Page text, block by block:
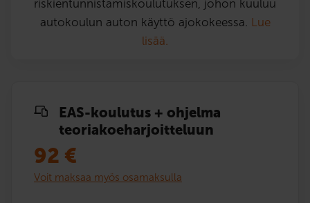
riskientunnistamiskoulutuksen, johon kuuluu
autokoulun auton käyttö ajokokeessa. Lue
lisää.
EAS-koulutus + ohjelma
teoriakoe­harjoitteluun
92 €
Voit maksaa myös osamaksulla